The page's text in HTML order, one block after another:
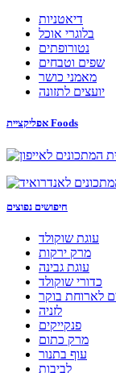
דיאטניות
בלוגרי אוכל
נטורופתים
שפים וטבחים
מאמני כושר
יועצים לתזונה
אפליקציית Foods
חיפושים נפוצים
עוגת שוקולד
מרק ירקות
עוגת גבינה
כדורי שוקולד
לארוחת בוקר
לזניה
פנקייקים
מרק כתום
עוף בתנור
לביבות